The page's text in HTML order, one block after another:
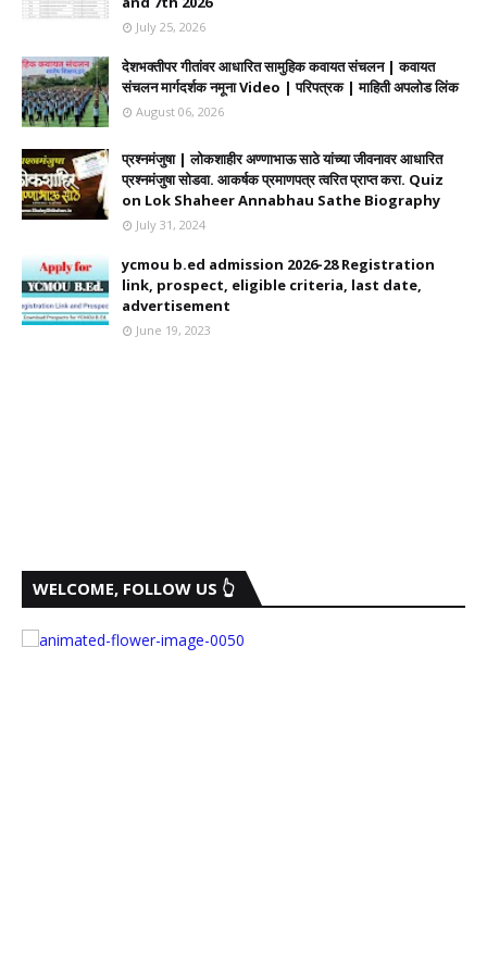
July 25, 2026
देशभक्तीपर गीतांवर आधारित सामुहिक कवायत संचलन | कवायत
संचलन मार्गदर्शक नमूना Video | परिपत्रक | माहिती अपलोड लिंक
August 06, 2026
प्रश्नमंजुषा | लोकशाहीर अण्णाभाऊ साठे यांच्या जीवनावर आधारित
प्रश्नमंजुषा सोडवा. आकर्षक प्रमाणपत्र त्वरित प्राप्त करा. Quiz
on Lok Shaheer Annabhau Sathe Biography
July 31, 2024
ycmou b.ed admission 2026-28 Registration
link, prospect, eligible criteria, last date,
advertisement
June 19, 2023
WELCOME, FOLLOW US 👆